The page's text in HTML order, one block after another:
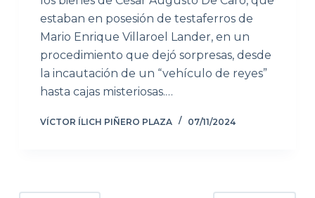
estaban en posesión de testaferros de
Mario Enrique Villaroel Lander, en un
procedimiento que dejó sorpresas, desde
la incautación de un “vehículo de reyes”
hasta cajas misteriosas.…
VÍCTOR ÍLICH PIÑERO PLAZA 07/11/2024